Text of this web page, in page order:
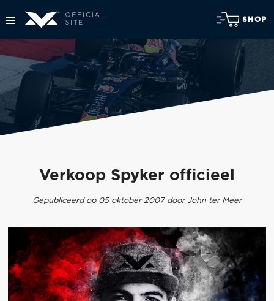
SHOP
Verkoop Spyker officieel
Gepubliceerd op 05 oktober 2007 door John ter Meer